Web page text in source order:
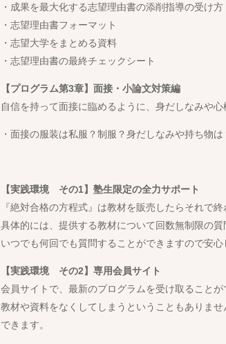
・成果を最大化する志望理由書の添削指導の受け方
・志望理由書フォーマット
・志望大学をまとめる資料
・志望理由書の最終チェックシート
【プログラム第3章】面接・小論文対策編
自信を持って面接に臨めるように、身だしなみや心
・面接の服装は私服？制服？身だしなみや持ち物
【実践環境 その1】塾生限定の全力サポート
『絶対合格の方程式』は教材を販売したらそれで終
具体的には、提供する教材について回数無制限の質
いつでも何回でも質問することができますので安心
【実践環境 その2】専用会員サイト
会員サイトで、最新のプログラムを受け取ることが
教材や資料をなくしてしまうということもありま
できます。